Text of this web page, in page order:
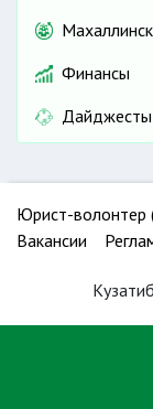
Финансы
Дайджесты
Юрист-волонтер
Вакансии